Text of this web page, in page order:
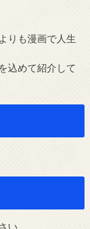
りも漫画で人生
込めて紹介して
い。